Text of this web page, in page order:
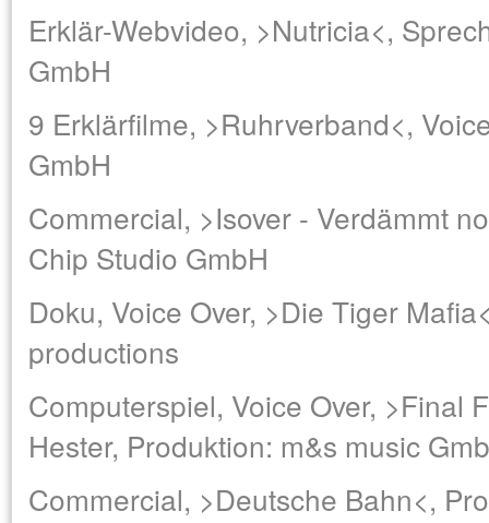
Erklär-Webvideo, >Nutricia<,
GmbH
9 Erklärfilme, >Ruhrverband<,
GmbH
Commercial, >Isover - Verdämmt
Chip Studio GmbH
Doku, Voice Over, >Die Tiger
productions
Computerspiel, Voice Over, >Final
Hester, Produktion: m&s music
Commercial, >Deutsche Bahn<,